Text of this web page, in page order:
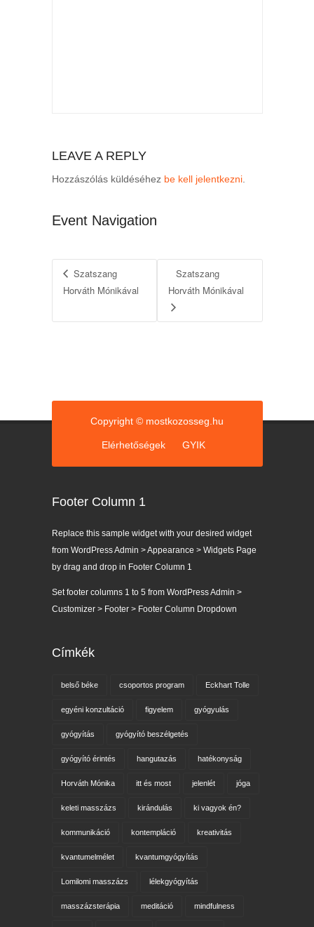
LEAVE A REPLY
Hozzászólás küldéséhez be kell jelentkezni.
Event Navigation
Szatszang
Horváth Mónikával
Szatszang
Horváth Mónikával
Copyright © mostkozosseg.hu
Elérhetőségek GYIK
Footer Column 1
Replace this sample widget with your desired widget
from WordPress Admin > Appearance > Widgets Page
by drag and drop in Footer Column 1
Set footer columns 1 to 5 from WordPress Admin >
Customizer > Footer > Footer Column Dropdown
Címkék
belső béke csoportos program Eckhart Tolle
egyéni konzultáció figyelem gyógyulás
gyógyítás gyógyító beszélgetés
gyógyító érintés hangutazás hatékonyság
Horváth Mónika itt és most jelenlét jóga
keleti masszázs kirándulás ki vagyok én?
kommunikáció kontempláció kreativitás
kvantumelmélet kvantumgyógyítás
Lomilomi masszázs lélekgyógyítás
masszázsterápia meditáció mindfulness